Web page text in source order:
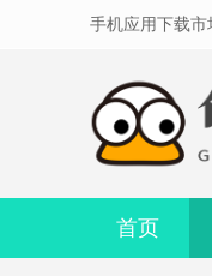
手机应用下载市
首页